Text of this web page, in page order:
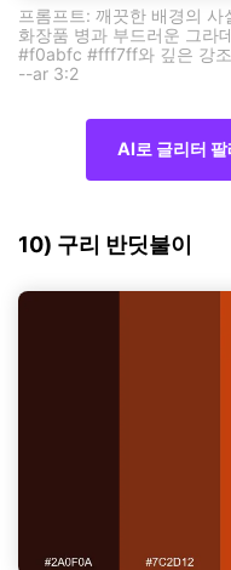
프롬프트: 깨끗한 배경의
화장품 병과 부드러운 그
#f0abfc #fff7ff와 깊은 강
--ar 3:2
AI로 글리터
10) 구리 반딧불이